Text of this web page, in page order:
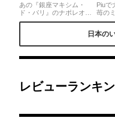
あの『銀座マキシム・
ド・パリ』のナポレオン
パイのレシピに基づいて
ーユ🍓パイはサクッサク
に甘い苺🍓は、幸せでし
プライズまで🥺💕
Piuで
苺の
は、
🍓と
て最
日本の
レビューランキ